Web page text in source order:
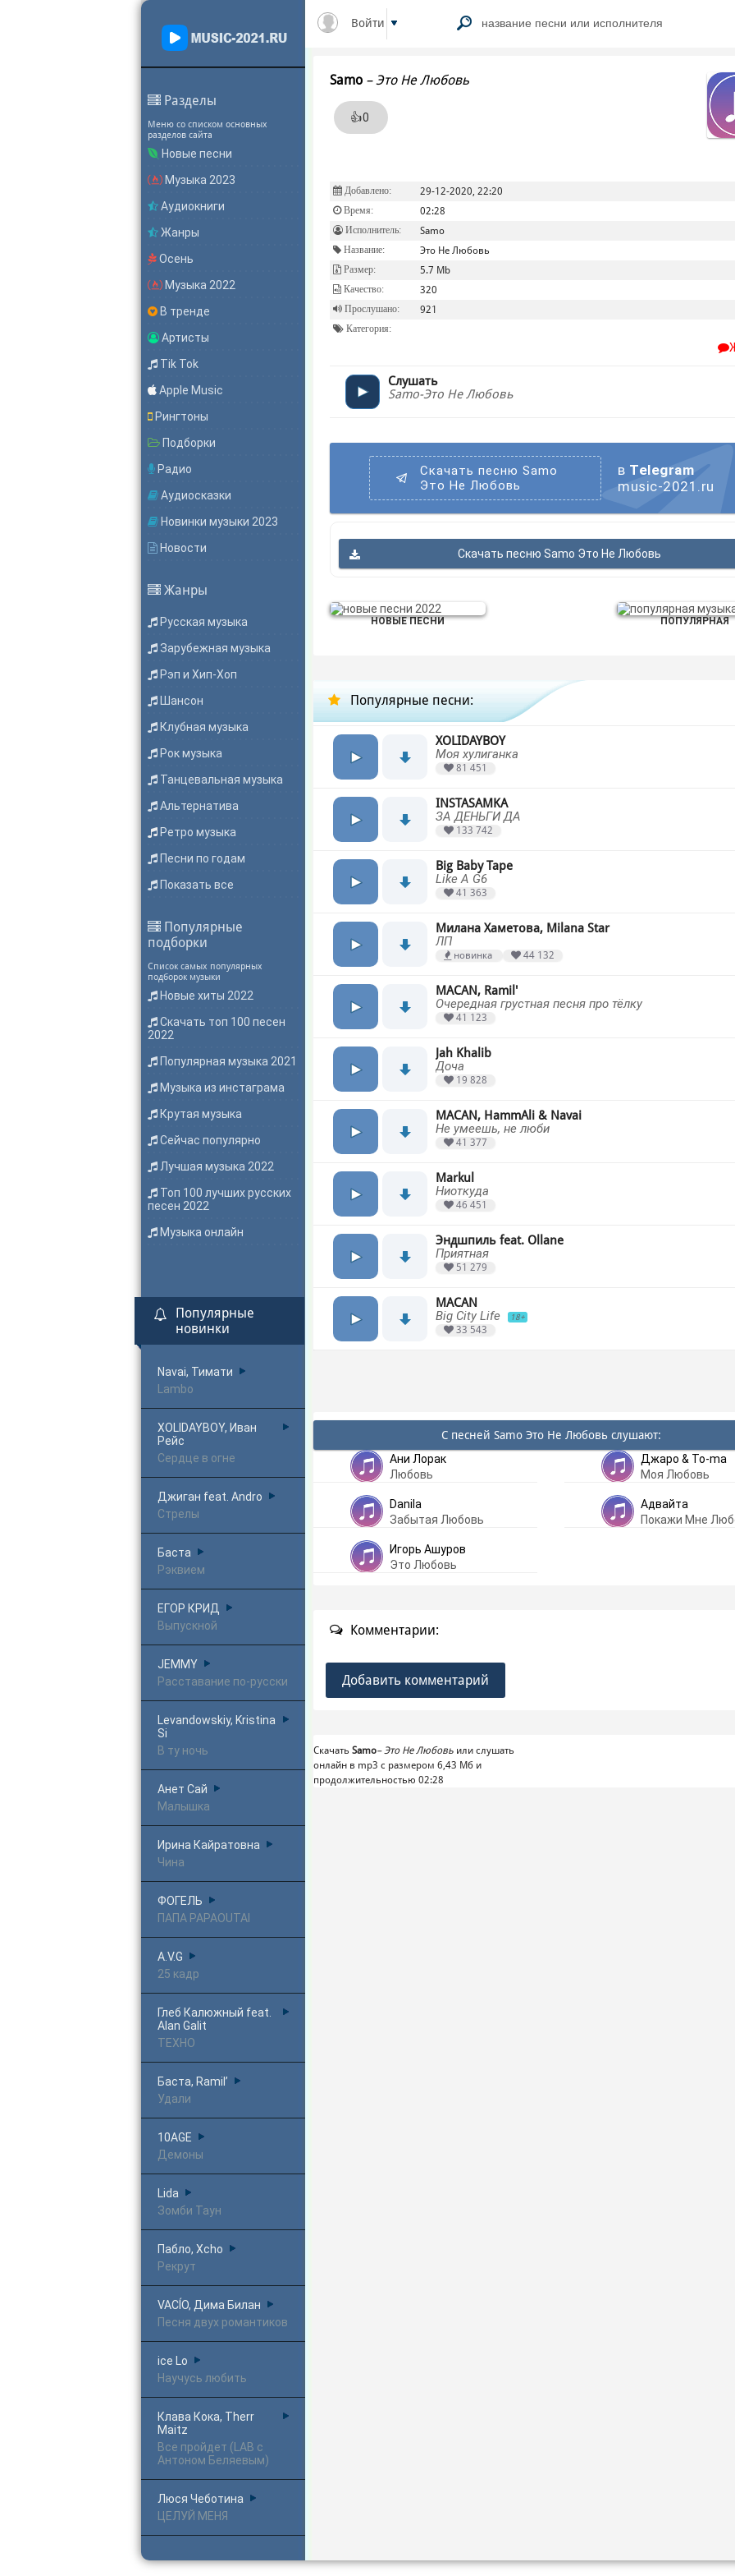
Разделы
Меню со списком основных
разделов сайта
Новые песни
Музыка 2023
Аудиокниги
Жанры
Осень
Музыка 2022
В тренде
Артисты
Tik Tok
Apple Music
Рингтоны
Подборки
Радио
Аудиосказки
Новинки музыки 2023
Новости
Жанры
Русская музыка
Зарубежная музыка
Рэп и Хип-Хоп
Шансон
Клубная музыка
Рок музыка
Танцевальная музыка
Альтернатива
Ретро музыка
Песни по годам
Показать все
Популярные
подборки
Список самых популярных
подборок музыки
Новые хиты 2022
Скачать топ 100 песен
2022
Популярная музыка 2021
Музыка из инстаграма
Крутая музыка
Сейчас популярно
Лучшая музыка 2022
Топ 100 лучших русских
песен 2022
Музыка онлайн
Популярные
новинки
Navai, Тимати
Lambo
XOLIDAYBOY, Иван
Рейс
Сердце в огне
Джиган feat. Andro
Стрелы
Баста
Рэквием
ЕГОР КРИД
Выпускной
JEMMY
Расставание по-русски
Levandowskiy, Kristina
Si
В ту ночь
Анет Сай
Малышка
Ирина Кайратовна
Чина
ФОГЕЛЬ
ПАПА PAPAOUTAI
A.V.G
25 кадр
Глеб Калюжный feat.
Alan Galit
ТЕХНО
Баста, Ramil’
Удали
10AGE
Демоны
Lida
Зомби Таун
Пабло, Xcho
Рекрут
VACÍO, Дима Билан
Песня двух романтиков
ice Lo
Научусь любить
Клава Кока, Therr
Maitz
Все пройдет (LAB с
Антоном Беляевым)
Люся Чеботина
ЦЕЛУЙ МЕНЯ
Войти
Samo – Это Не Любовь
👍0
Добавлено: 29-12-2020, 22:20
Время: 02:28
Исполнитель: Samo
Название: Это Не Любовь
Размер: 5.7 Mb
Качество: 320
Прослушано: 921
Категория:
Слушать
Samo-Это Не Любовь
Скачать песню Samo
Это Не Любовь
в Telegram
music-2021.ru
Скачать песню Samo Это Не Любовь
НОВЫЕ ПЕСНИ ПОПУЛЯРНАЯ
Популярные песни:
XOLIDAYBOY
Моя хулиганка
81 451
INSTASAMKA
ЗА ДЕНЬГИ ДА
133 742
Big Baby Tape
Like A G6
41 363
Милана Хаметова, Milana Star
ЛП
новинка 44 132
MACAN, Ramil'
Очередная грустная песня про тёлку
41 123
Jah Khalib
Доча
19 828
MACAN, HammAli & Navai
Не умеешь, не люби
41 377
Markul
Ниоткуда
46 451
Эндшпиль feat. Ollane
Приятная
51 279
MACAN
Big City Life
18+
33 543
С песней Samo Это Не Любовь слушают:
Ани Лорак
Любовь
Джаро & To-ma
Моя Любовь
Danila
Забытая Любовь
Адвайта
Покажи Мне
Игорь Ашуров
Это Любовь
Комментарии:
Добавить комментарий
Скачать Samo– Это Не Любовь или слушать
онлайн в mp3 с размером 6,43 Mб и
продолжительностью 02:28